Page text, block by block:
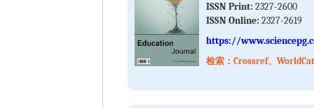
ISSN Print: 2327-2600
ISSN Online: 2327-2619
https://
检索：Crossref、